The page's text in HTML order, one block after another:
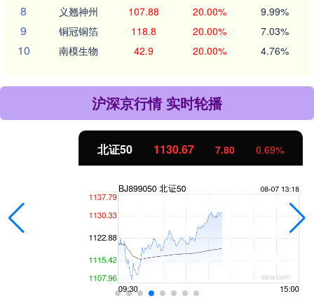
8 义翘神州 107.88 20.00% 9.99%
9 铜冠铜箔 118.8 20.00% 7.03%
10 南模生物 42.9 20.00% 4.76%
沪深京行情 实时轮播
北证50 1130.67 7.80 0.69%